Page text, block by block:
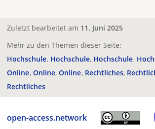
Zuletzt bearbeitet am 11. Juni 2025
Mehr zu den Themen dieser Seite:
Hochschule Hochschule Hochschule
Online Online Online Rechtliches
Rechtliches
open-access.network